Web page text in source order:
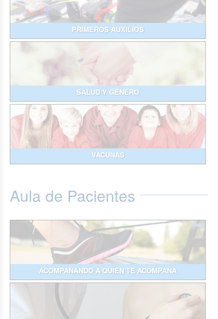
PRIMEROS AUXILIOS
SALUD Y GÉNERO
VACUNAS
Aula de Pacientes
ACOMPAÑANDO A QUIEN TE ACOMPAÑA